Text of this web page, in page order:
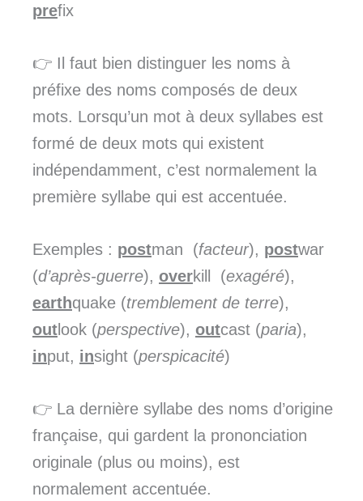
prefix
👉 Il faut bien distinguer les noms à
préfixe des noms composés de deux
mots. Lorsqu’un mot à deux syllabes est
formé de deux mots qui existent
indépendamment, c’est normalement la
première syllabe qui est accentuée.
Exemples : postman (facteur), postwar
(d’après-guerre), overkill (exagéré),
earthquake (tremblement de terre),
outlook (perspective), outcast (paria),
input, insight (perspicacité)
👉 La dernière syllabe des noms d’origine
française, qui gardent la prononciation
originale (plus ou moins), est
normalement accentuée.